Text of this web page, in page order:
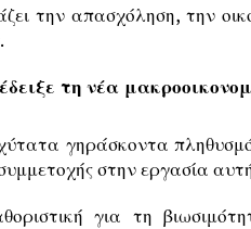
την απασχόληση, την
τη νέα
γηράσκοντα
στην εργασία
για τη